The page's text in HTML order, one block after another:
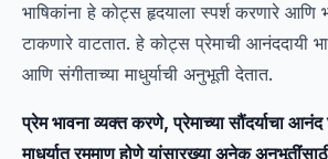
भाषिकांना हे कोट्स हृदयाला स्पर्श करणारे आणि
टाकणारे वाटतात. हे कोट्स प्रेमाची आनंददायी
आणि संगीताच्या माधुर्याची अनुभूती देतात.
प्रेम भावना व्यक्त करणे, प्रेमाच्या सौंदर्याचा आनंद
माधुर्यात रममाण होणे यांसारख्या अनेक